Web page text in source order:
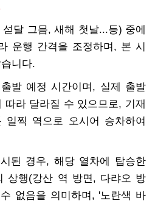
달 그믐, 새해 첫날...등) 중에
운행 간격을 조정하며, 본 시
니다.
발 예정 시간이며, 실제 출발
따라 달라질 수 있으므로, 기재
일찍 역으로 오시어 승차하여
된 경우, 해당 열차에 탑승한
상행(강산 역 방면, 다랴오 방
없음을 의미하며, '노란색 바